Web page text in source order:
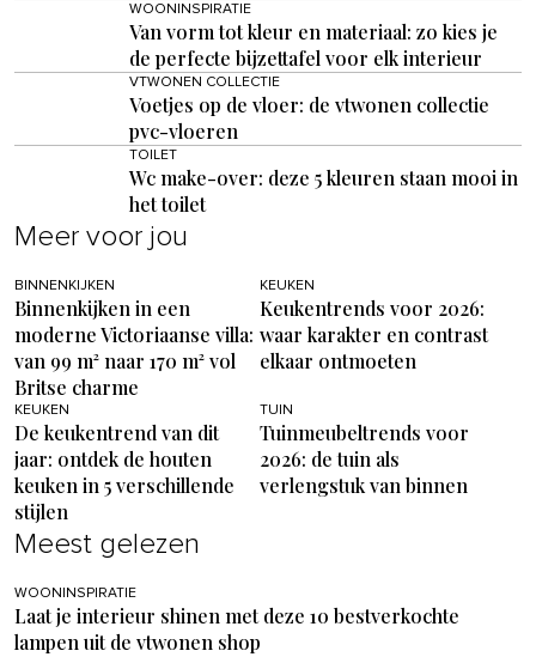
WOONINSPIRATIE
Van vorm tot kleur en materiaal: zo kies je
de perfecte bijzettafel voor elk interieur
VTWONEN COLLECTIE
Voetjes op de vloer: de vtwonen collectie
pvc-vloeren
TOILET
Wc make-over: deze 5 kleuren staan mooi in
het toilet
Meer voor jou
BINNENKIJKEN
Binnenkijken in een
moderne Victoriaanse villa:
van 99 m² naar 170 m² vol
Britse charme
KEUKEN
Keukentrends voor 2026:
waar karakter en contrast
elkaar ontmoeten
KEUKEN
De keukentrend van dit
jaar: ontdek de houten
keuken in 5 verschillende
stijlen
TUIN
Tuinmeubeltrends voor
2026: de tuin als
verlengstuk van binnen
Meest gelezen
WOONINSPIRATIE
Laat je interieur shinen met deze 10 bestverkochte
lampen uit de vtwonen shop